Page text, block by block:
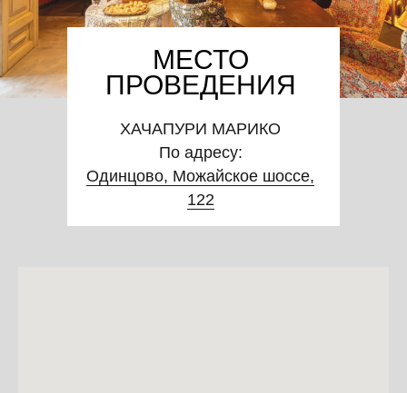
МЕСТО
ПРОВЕДЕНИЯ
ХАЧАПУРИ МАРИКО
По адресу:
Одинцово, Можайское шоссе,
122